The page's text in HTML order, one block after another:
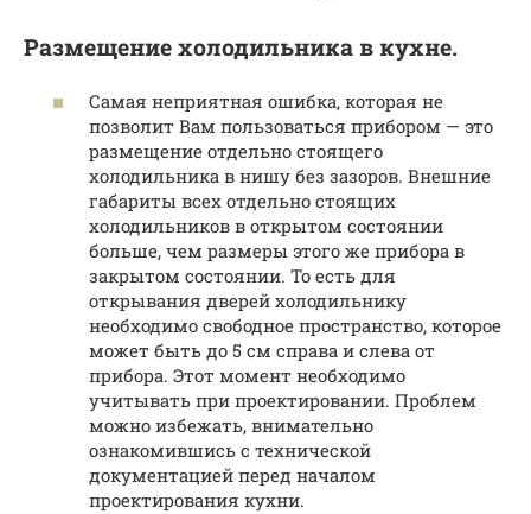
Размещение холодильника в кухне.
Самая неприятная ошибка, которая не
позволит Вам пользоваться прибором — это
размещение отдельно стоящего
холодильника в нишу без зазоров. Внешние
габариты всех отдельно стоящих
холодильников в открытом состоянии
больше, чем размеры этого же прибора в
закрытом состоянии. То есть для
открывания дверей холодильнику
необходимо свободное пространство, которое
может быть до 5 см справа и слева от
прибора. Этот момент необходимо
учитывать при проектировании. Проблем
можно избежать, внимательно
ознакомившись с технической
документацией перед началом
проектирования кухни.